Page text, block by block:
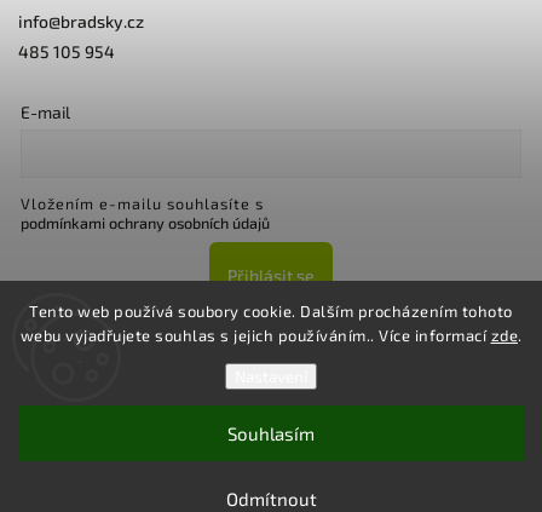
Tento web používá soubory cookie. Dalším procházením tohoto
webu vyjadřujete souhlas s jejich používáním.. Více informacízde.
Odmítnout
Souhlasím
info@bradsky.cz
485 105 954
E-mail
Vložením e-mailu souhlasíte s
podmínkami ochrany osobních údajů
Přihlásit se